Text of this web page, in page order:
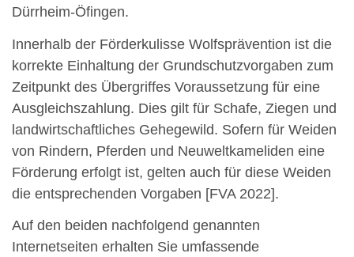
Dürrheim-Öfingen.
Innerhalb der Förderkulisse Wolfsprävention ist die
korrekte Einhaltung der Grundschutzvorgaben zum
Zeitpunkt des Übergriffes Voraussetzung für eine
Ausgleichszahlung. Dies gilt für Schafe, Ziegen und
landwirtschaftliches Gehegewild. Sofern für Weiden
von Rindern, Pferden und Neuweltkameliden eine
Förderung erfolgt ist, gelten auch für diese Weiden
die entsprechenden Vorgaben [FVA 2022].
Auf den beiden nachfolgend genannten
Internetseiten erhalten Sie umfassende